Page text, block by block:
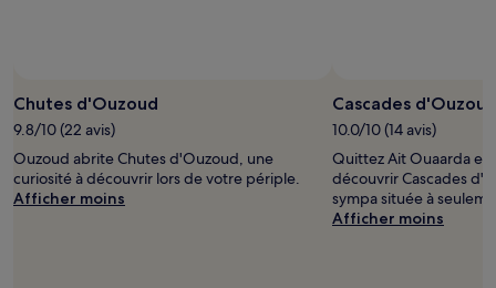
libre
de
droits
prise
par
©
ONMT
Chutes d'Ouzoud
9.8/10 (22 avis)
Ouzoud abrite Chutes d'Ouzoud, une
curiosité à découvrir lors de votre périple.
Afficher moins
Cascades d'Ouzoud
10.0/10 (14 avis)
Quittez Ait Ouaarda et
découvrir Cascades
sympa située à
Afficher moins